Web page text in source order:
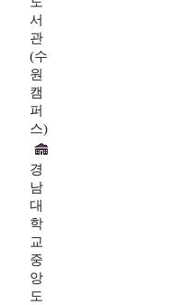
서
관
(수
원
캠
퍼
스)
경
남
대
학
교
중
앙
도